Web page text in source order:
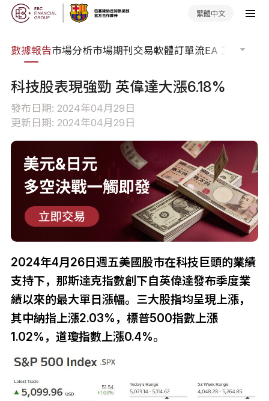
繁體中文
數據報告市場分析市場期刊交易軟體訂單流EA 工具庫
科技股表現強勁 英偉達大漲6.18%
發布日期: 2024年04月29日
更新日期: 2024年04月29日
2024年4月26日週五美國股市在科技巨頭的業績
支持下，那斯達克指數創下自英偉達發布季度業
績以來的最大單日漲幅。三大股指均呈現上漲，
其中納指上漲2.03%，標普500指數上漲
1.02%，道瓊指數上漲0.4%。